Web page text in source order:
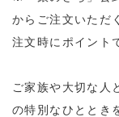
からご注文いただ
注文時にポイント
ご家族や大切な人
の特別なひととき